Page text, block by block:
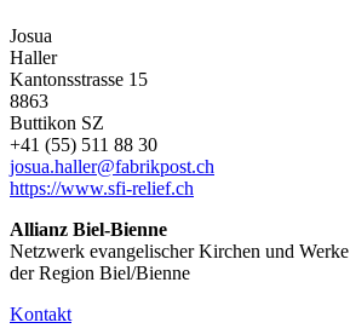
Josua
Haller
Kantonsstrasse 15
8863
Buttikon SZ
+41 (55) 511 88 30
josua.haller@fabrikpost.ch
https://www.sfi-relief.ch
Allianz Biel-Bienne
Netzwerk evangelischer Kirchen und Werke
der Region Biel/Bienne
Kontakt